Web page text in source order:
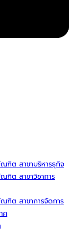
ฑิต สาขาบริหารธุกิจ
ฑิต สาขาวิชาการ
ฑิต สาขาการจัดการ
ศ